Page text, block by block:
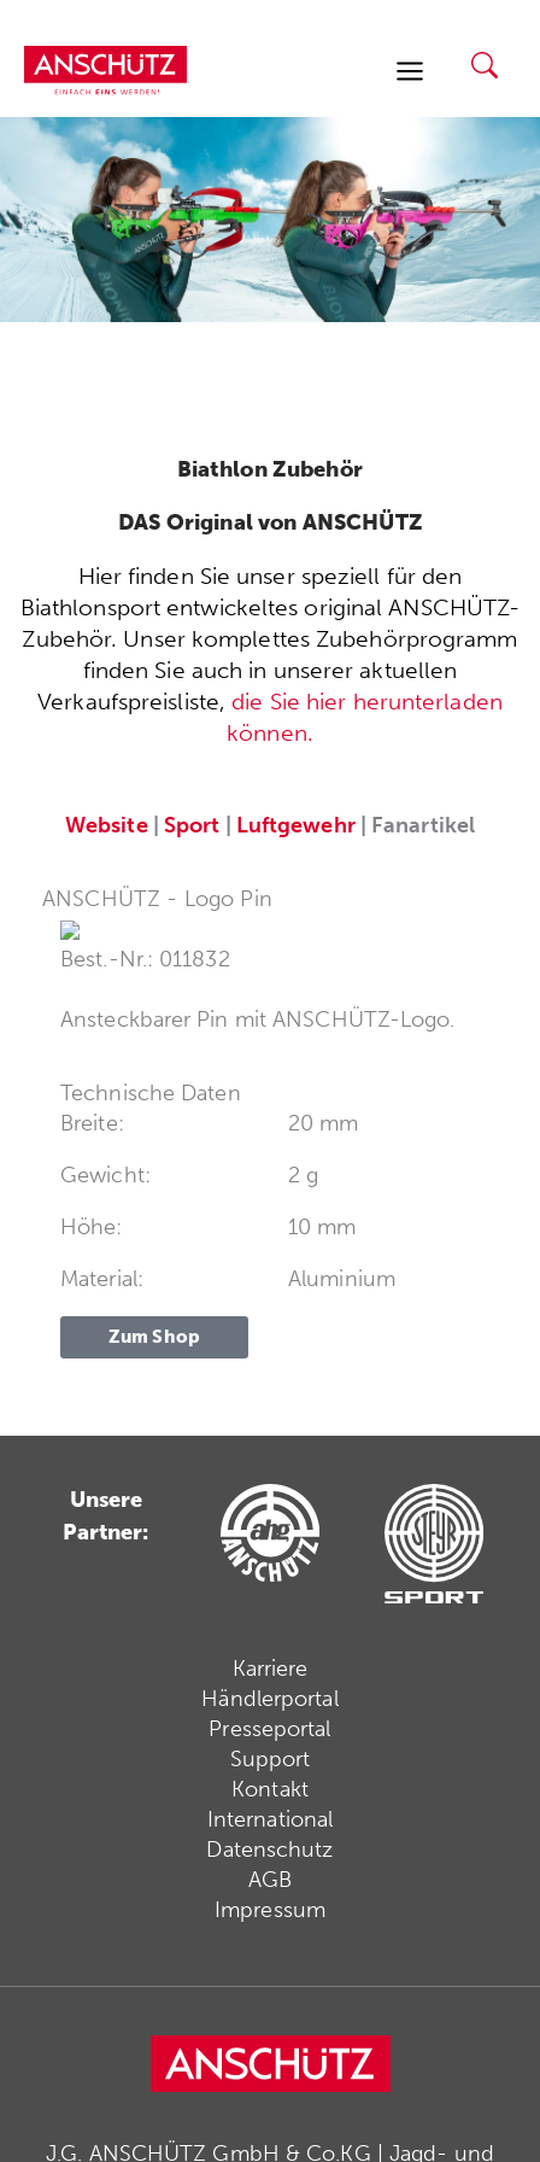
Inhalt
springen
Biathlon Zubehör
DAS Original von ANSCHÜTZ
Hier finden Sie unser speziell für den
Biathlonsport entwickeltes original ANSCHÜTZ-
Zubehör. Unser komplettes Zubehörprogramm
finden Sie auch in unserer aktuellen
Verkaufspreisliste, die Sie hier herunterladen
können.
Website| Sport Luftgewehr| Fanartikel
ANSCHÜTZ - Logo Pin
Best.-Nr.: 011832
Ansteckbarer Pin mit ANSCHÜTZ-Logo.
Technische Daten
Breite:
20 mm
Gewicht:
2 g
Höhe:
10 mm
Material:
Aluminium
Zum Shop
Unsere
Partner:
Karriere
Händlerportal
Presseportal
Support
Kontakt
International
Datenschutz
AGB
Impressum
J.G. ANSCHÜTZ GmbH & Co.KG | Jagd- und